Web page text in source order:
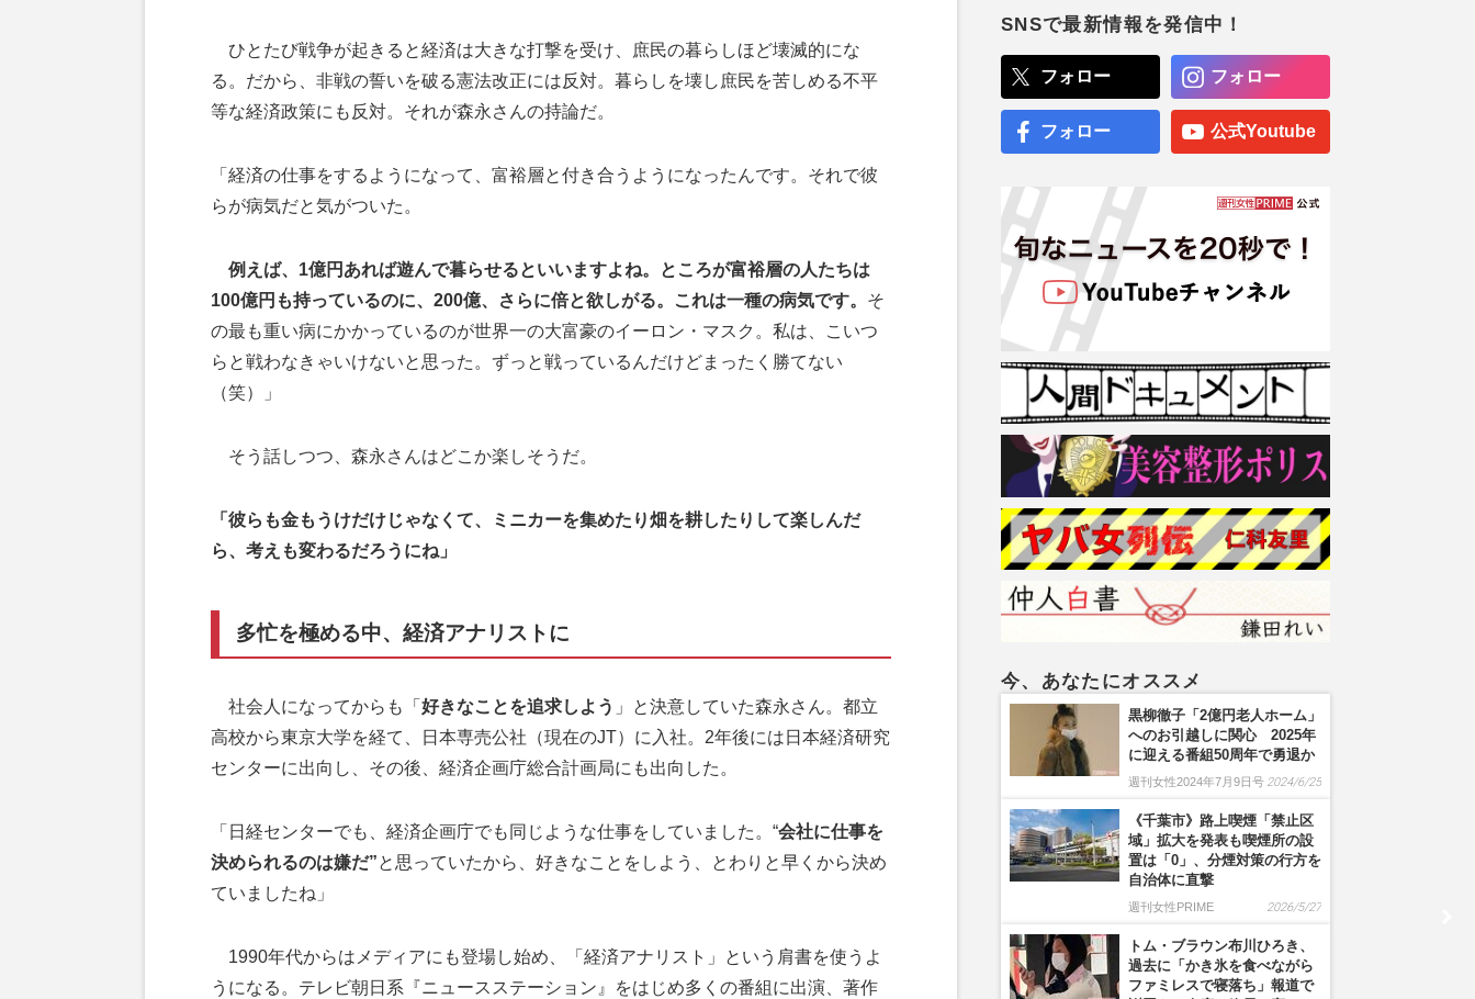
ひとたび戦争が起きると経済は大きな打撃を受け、庶民の暮らしほど壊滅的にな
る。だから、非戦の誓いを破る憲法改正には反対。暮らしを壊し庶民を苦しめる不平
等な経済政策にも反対。それが森永さんの持論だ。
「経済の仕事をするようになって、富裕層と付き合うようになったんです。それで彼
らが病気だと気がついた。
例えば、1億円あれば遊んで暮らせるといいますよね。ところが富裕層の人たちは
100億円も持っているのに、200億、さらに倍と欲しがる。これは一種の病気です。 そ
の最も重い病にかかっているのが世界一の大富豪のイーロン・マスク。私は、こいつ
らと戦わなきゃいけないと思った。ずっと戦っているんだけどまったく勝てない
（笑）」
そう話しつつ、森永さんはどこか楽しそうだ。
「彼らも金もうけだけじゃなくて、ミニカーを集めたり畑を耕したりして楽しんだ
ら、考えも変わるだろうにね」
多忙を極める中、経済アナリストに
社会人になってからも「 好きなことを追求しよう 」と決意していた森永さん。都立
高校から東京大学を経て、日本専売公社（現在のJT）に入社。2年後には日本経済研究
センターに出向し、その後、経済企画庁総合計画局にも出向した。
「日経センターでも、経済企画庁でも同じような仕事をしていました。“会社に仕事を
決められるのは嫌だ”と思っていたから、好きなことをしよう、とわりと早くから決め
ていましたね」
1990年代からはメディアにも登場し始め、「経済アナリスト」という肩書を使うよ
うになる。テレビ朝日系『ニュースステーション』をはじめ多くの番組に出演、著作
SNSで最新情報を発信中！
フォロー フォロー
フォロー 公式Youtube
今、あなたにオススメ
黒柳徹子「2億円老人ホーム」
へのお引越しに関心 2025年
に迎える番組50周年で勇退か
週刊女性2024年7月9日号 2024/6/25
《千葉市》路上喫煙「禁止区
域」拡大を発表も喫煙所の設
置は「0」、分煙対策の行方を
自治体に直撃
週刊女性PRIME 2026/5/27
トム・ブラウン布川ひろき、
過去に「かき氷を食べながら
ファミレスで寝落ち」報道で